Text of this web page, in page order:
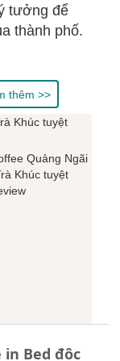
tưởng để
thành phố.
thêm >>
in Bed độc